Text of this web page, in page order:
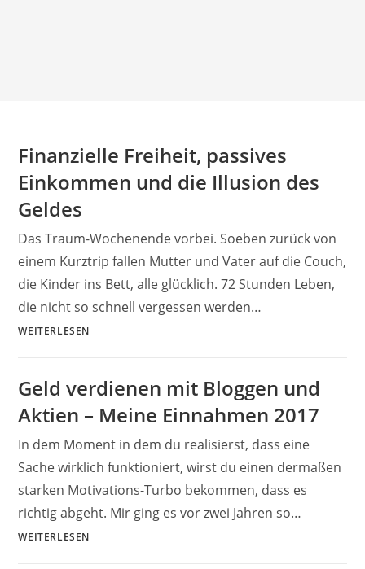
Finanzielle Freiheit, passives
Einkommen und die Illusion des
Geldes
Das Traum-Wochenende vorbei. Soeben zurück von
einem Kurztrip fallen Mutter und Vater auf die Couch,
die Kinder ins Bett, alle glücklich. 72 Stunden Leben,
die nicht so schnell vergessen werden…
WEITERLESEN
Einkommen
und
Illusion
des
Geldes
Geld verdienen mit Bloggen und
Aktien – Meine Einnahmen 2017
In dem Moment in dem du realisierst, dass eine
Sache wirklich funktioniert, wirst du einen dermaßen
starken Motivations-Turbo bekommen, dass es
richtig abgeht. Mir ging es vor zwei Jahren so…
WEITERLESEN